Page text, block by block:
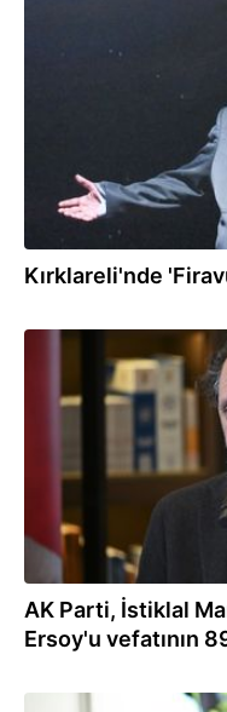
Kırklareli'nde
24.12.2025
AK Parti, İstiklal
Ersoy'u vefatının